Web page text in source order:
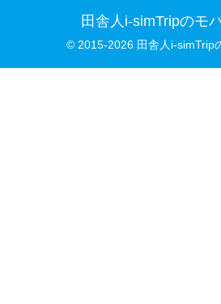
田舎人i-simTripのモ
© 2015-2026 田舎人i-simTrip